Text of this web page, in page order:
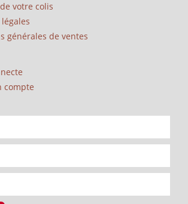
votre colis
générales de ventes
compte